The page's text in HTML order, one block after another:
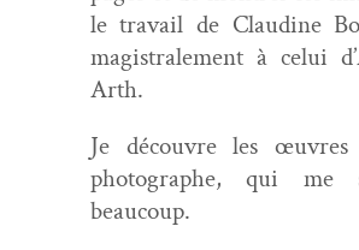
le tra­vail de Clau­dine
magis­trale­ment à celui
Arth.
Je décou­vre les
pho­tographe, qui me
beaucoup.